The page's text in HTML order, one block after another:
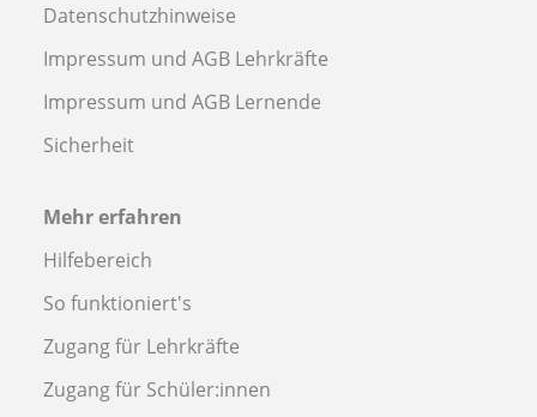
Datenschutzhinweise
Impressum und AGB Lehrkräfte
Impressum und AGB Lernende
Sicherheit
Mehr erfahren
Hilfebereich
So funktioniert's
Zugang für Lehrkräfte
Zugang für Schüler:innen